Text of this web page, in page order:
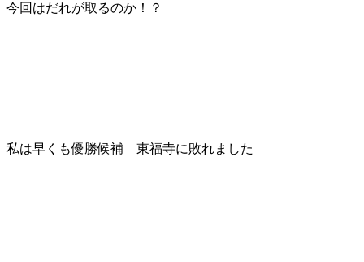
今回はだれが取るのか！？
私は早くも優勝候補 東福寺に敗れました